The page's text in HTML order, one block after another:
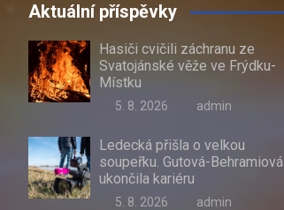
Aktuální příspěvky
Hasiči cvičili záchranu ze
Svatojánské věže ve Frýdku-
Místku
5. 8. 2026 admin
Ledecká přišla o velkou
soupeřku. Gutová-Behramiová
ukončila kariéru
5. 8. 2026 admin